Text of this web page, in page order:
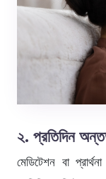
২. প্রতিদিন
মেডিটেশন বা